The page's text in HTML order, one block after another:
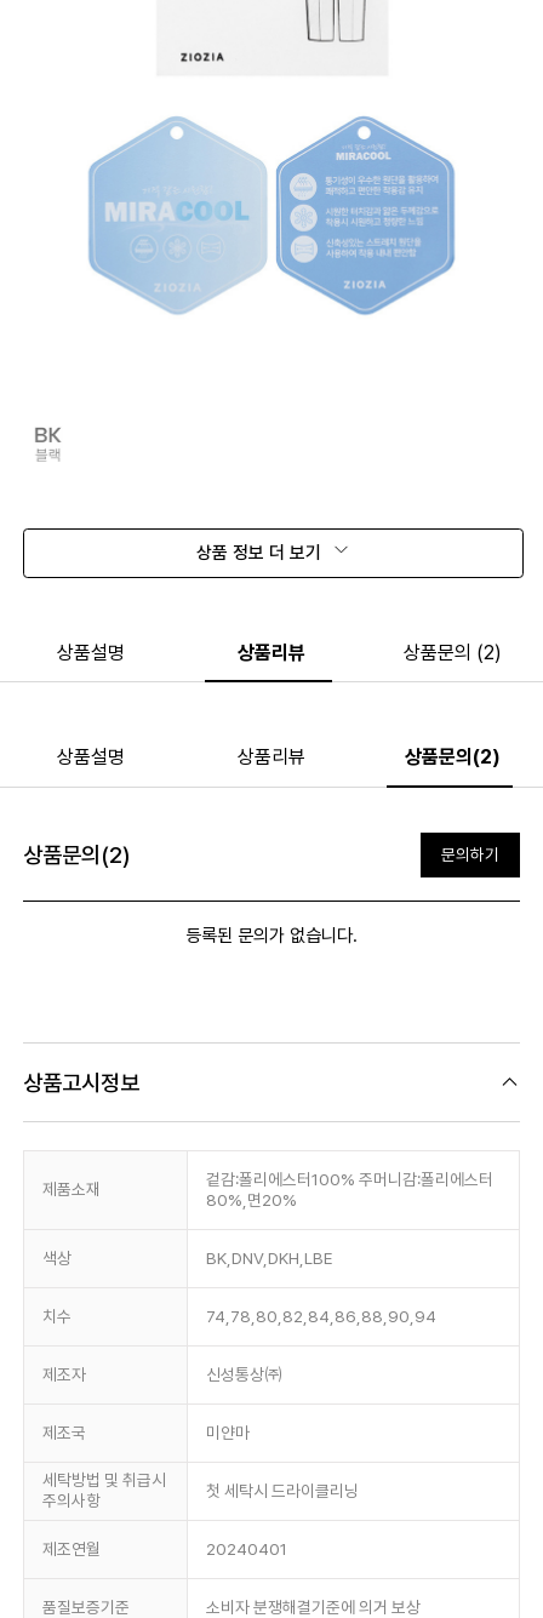
상품 정보 더 보기
상품설명 상품리뷰 상품문의 (2)
상품설명 상품리뷰 상품문의(2)
상품문의(2) 문의하기
등록된 문의가 없습니다.
상품고시정보
제품소재
겉감:폴리에스터100% 주머니감:폴리에스터
80%,면20%
색상 BK,DNV,DKH,LBE
치수 74,78,80,82,84,86,88,90,94
제조자 신성통상㈜
제조국 미얀마
세탁방법 및 취급시
주의사항
첫 세탁시 드라이클리닝
제조연월 20240401
품질보증기준 소비자 분쟁해결기준에 의거 보상